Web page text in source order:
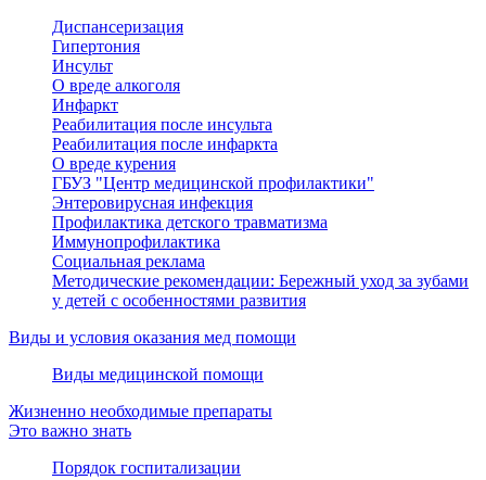
Диспансеризация
Гипертония
Инсульт
О вреде алкоголя
Инфаркт
Реабилитация после инсульта
Реабилитация после инфаркта
О вреде курения
ГБУЗ "Центр медицинской профилактики"
Энтеровирусная инфекция
Профилактика детского травматизма
Иммунопрофилактика
Социальная реклама
Методические рекомендации: Бережный уход за зубами
у детей с особенностями развития
Виды и условия оказания мед помощи
Виды медицинской помощи
Жизненно необходимые препараты
Это важно знать
Порядок госпитализации